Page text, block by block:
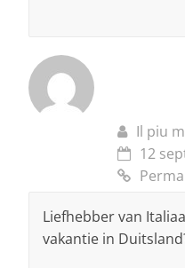
Il piu
12
Liefhebber van
vakantie in